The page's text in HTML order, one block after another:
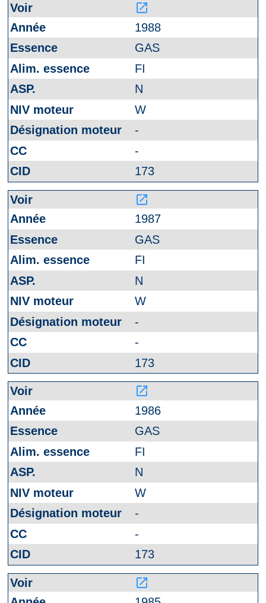
launch
1988
GAS
FI
N
W
-
-
173
launch
1987
GAS
FI
N
W
-
-
173
launch
1986
GAS
FI
N
W
-
-
173
launch